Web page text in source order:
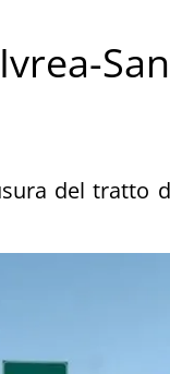
del tratto